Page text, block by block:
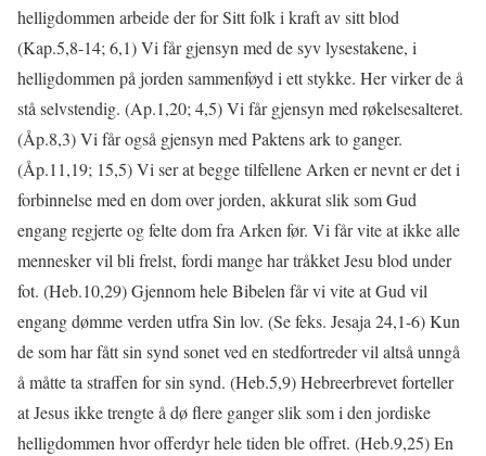
helligdommen arbeide der for Sitt folk i kraft av sitt blod
(Kap.5,8-14; 6,1) Vi får gjensyn med de syv lysestakene, i
helligdommen på jorden sammenføyd i ett stykke. Her virker de å
stå selvstendig. (Ap.1,20; 4,5) Vi får gjensyn med røkelsesalteret.
(Åp.8,3) Vi får også gjensyn med Paktens ark to ganger.
(Åp.11,19; 15,5) Vi ser at begge tilfellene Arken er nevnt er det i
forbinnelse med en dom over jorden, akkurat slik som Gud
engang regjerte og felte dom fra Arken før. Vi får vite at ikke alle
mennesker vil bli frelst, fordi mange har tråkket Jesu blod under
fot. (Heb.10,29) Gjennom hele Bibelen får vi vite at Gud vil
engang dømme verden utfra Sin lov. (Se feks. Jesaja 24,1-6) Kun
de som har fått sin synd sonet ved en stedfortreder vil altså unngå
å måtte ta straffen for sin synd. (Heb.5,9) Hebreerbrevet forteller
at Jesus ikke trengte å dø flere ganger slik som i den jordiske
helligdommen hvor offerdyr hele tiden ble offret. (Heb.9,25) En